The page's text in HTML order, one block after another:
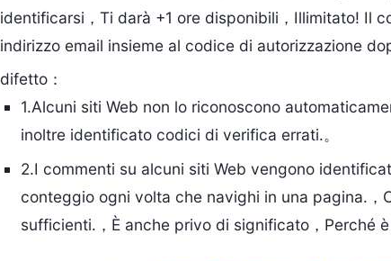
identificarsi，Ti darà +1 ore disponibili，Illimitato! Il
indirizzo email insieme al codice di autorizzazione
difetto：
1.Alcuni siti Web non lo riconoscono
inoltre identificato codici di verifica errati.。
2.I commenti su alcuni siti Web vengono
conteggio ogni volta che navighi in una pagina.
sufficienti.，È anche privo di significato，Perché